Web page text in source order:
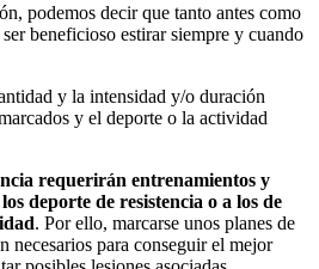
podemos decir que tanto antes como
beneficioso estirar siempre y cuando
y la intensidad y/o duración
y el deporte o la actividad
requerirán entrenamientos y
deporte de resistencia o a los de
. Por ello, marcarse unos planes de
necesarios para conseguir el mejor